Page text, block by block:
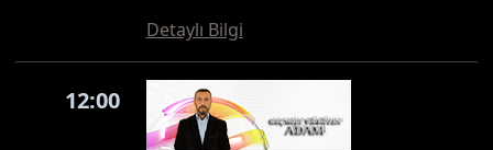
Detaylı Bilgi
12:00